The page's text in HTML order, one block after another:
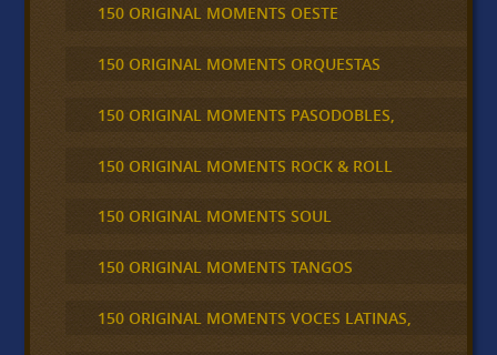
150 ORIGINAL MOMENTS OESTE
150 ORIGINAL MOMENTS ORQUESTAS
150 ORIGINAL MOMENTS PASODOBLES,
150 ORIGINAL MOMENTS ROCK & ROLL
150 ORIGINAL MOMENTS SOUL
150 ORIGINAL MOMENTS TANGOS
150 ORIGINAL MOMENTS VOCES LATINAS,